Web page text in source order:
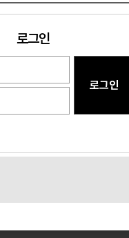
시모집
로그인